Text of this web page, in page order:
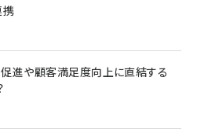
携
促進や顧客満足度向上に直結する